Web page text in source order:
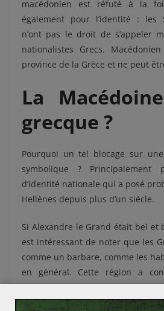
macédonien est réfuté à la
également pour l’identité : les
n’ont pas le droit de s’appeler
nationalistes Grecs.
province de la Grèce et ne peut
La
grecque ?
Pourquoi un tel blocage sur
symbolique ? Principalement
d’identité nationale qui a posé
Hellènes depuis plus d’un siècle.
Si Alexandre le Grand était bel et
est intéressant de noter que les
comme un barbare, comme les
en général. Cette région a
migration slave, et
un référent pour les Slaves en